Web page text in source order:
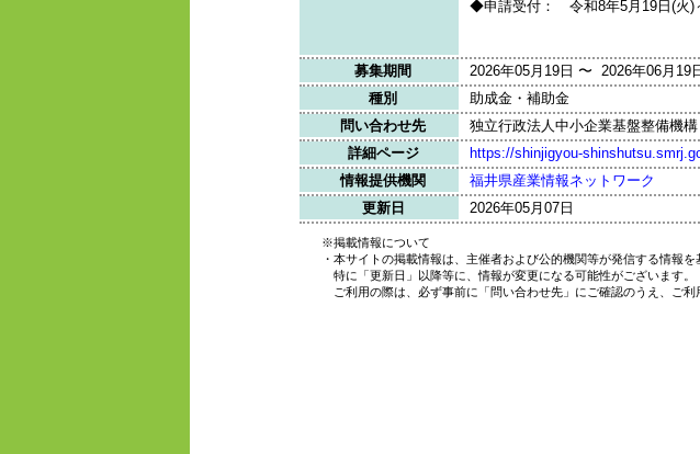
◆申請受付： 令和8年5月19日(火)
募集期間
2026年05月19日 〜 2026年06月19
種別
助成金・補助金
問い合わせ先
独立行政法人中小企業基盤整備機構
詳細ページ
https://shinjigyou-
情報提供機関
福井県産業情報ネットワーク
更新日
2026年05月07日
※掲載情報について
・本サイトの掲載情報は、主催者および公的機関等が発信する情報
特に「更新日」以降等に、情報が変更になる可能性がございます。
ご利用の際は、必ず事前に「問い合わせ先」にご確認のうえ、ご利